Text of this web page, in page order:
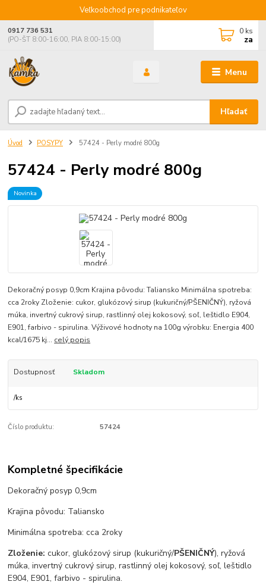
Veľkoobchod pre podnikateľov
Menu
Hľadať
0917 736 531
(PO-ŠT 8:00-16:00, PIA 8:00-15:00)
0 ks
za
Úvod POSYPY 57424 - Perly modré 800g
57424 - Perly modré 800g
Novinka
Dekoračný posyp 0,9cm Krajina pôvodu: Taliansko Minimálna spotreba:
cca 2roky Zloženie: cukor, glukózový sirup (kukuričný/PŠENIČNÝ), ryžová
múka, invertný cukrový sirup, rastlinný olej kokosový, soľ, leštidlo E904,
E901, farbivo - spirulina. Výživové hodnoty na 100g výrobku: Energia 400
kcal/1675 kj... celý popis
Dostupnosť Skladom
/ks
Číslo produktu: 57424
Kompletné špecifikácie
Dekoračný posyp 0,9cm
Krajina pôvodu: Taliansko
Minimálna spotreba: cca 2roky
Zloženie:cukor, glukózový sirup (kukuričný/PŠENIČNÝ), ryžová
múka, invertný cukrový sirup, rastlinný olej kokosový, soľ, leštidlo
E904, E901, farbivo - spirulina.